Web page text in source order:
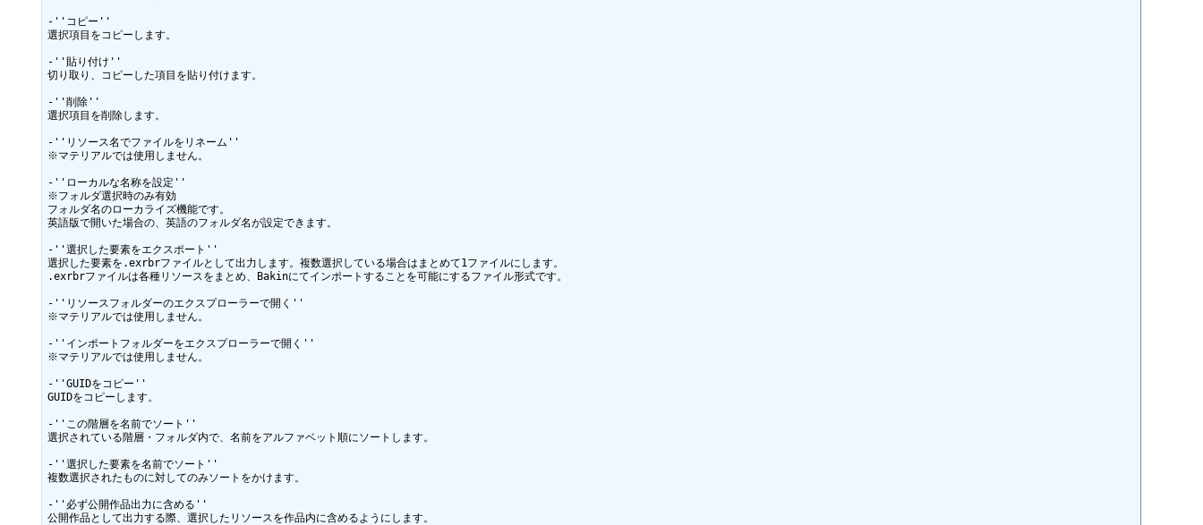
-''コピー''
選択項目をコピーします。
-''貼り付け''
切り取り、コピーした項目を貼り付けます。
-''削除''
選択項目を削除します。
-''リソース名でファイルをリネーム''
※マテリアルでは使用しません。
-''ローカルな名称を設定''
※フォルダ選択時のみ有効
フォルダ名のローカライズ機能です。
英語版で開いた場合の、英語のフォルダ名が設定できます。
-''選択した要素をエクスポート''
選択した要素を.exrbrファイルとして出力します。複数選択している場合はまとめて1ファイルにします。
.exrbrファイルは各種リソースをまとめ、Bakinにてインポートすることを可能にするファイル形式です。
-''リソースフォルダーのエクスプローラーで開く''
※マテリアルでは使用しません。
-''インポートフォルダーをエクスプローラーで開く''
※マテリアルでは使用しません。
-''GUIDをコピー''
GUIDをコピーします。
-''この階層を名前でソート''
選択されている階層・フォルダ内で、名前をアルファベット順にソートします。
-''選択した要素を名前でソート''
複数選択されたものに対してのみソートをかけます。
-''必ず公開作品出力に含める''
公開作品として出力する際、選択したリソースを作品内に含めるようにします。